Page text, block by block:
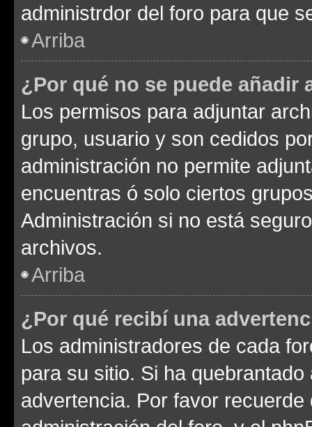
administrdor del foro para que
Arriba
¿Por qué no se puede añadir
Los permisos para adjuntar
grupo, usuario y son cedidos
administración no permite
encuentras ó solo ciertos
Administración si no está
archivos.
Arriba
¿Por qué recibí una
Los administradores de cada
para su sitio. Si ha
advertencia. Por favor